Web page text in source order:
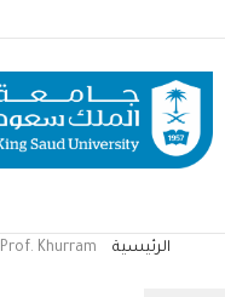
المحتوى
الرئيسي
الرئيسية Prof. Khurram